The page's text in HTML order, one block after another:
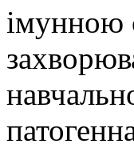
імунною